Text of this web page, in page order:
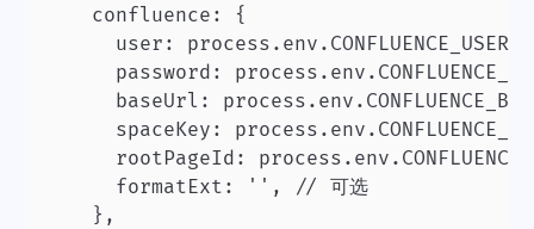
    confluence: {
      user: process.env.CONFLUENCE_USER,
password:
baseUrl:
spaceKey:
rootPageId:
      formatExt: '', // 可选
    },